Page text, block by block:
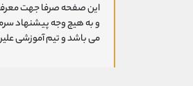
این صفحه صرفا جهت
و به هیچ وجه پیشنهاد
می باشد و تیم آموزشی